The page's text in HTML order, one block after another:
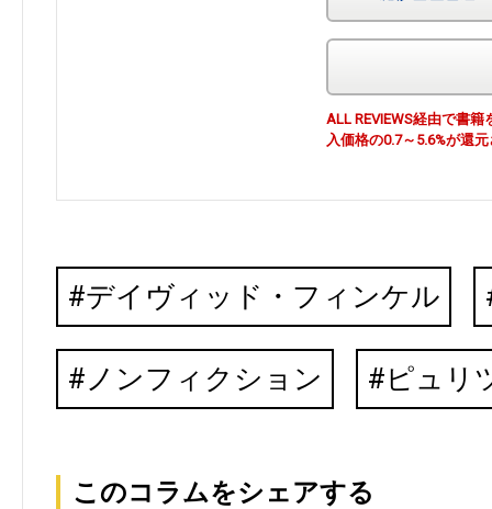
ALL REVIEWS経由で書
入価格の0.7～5.6%が還
デイヴィッド・フィンケル
ノンフィクション ピュリ
このコラムをシェアする